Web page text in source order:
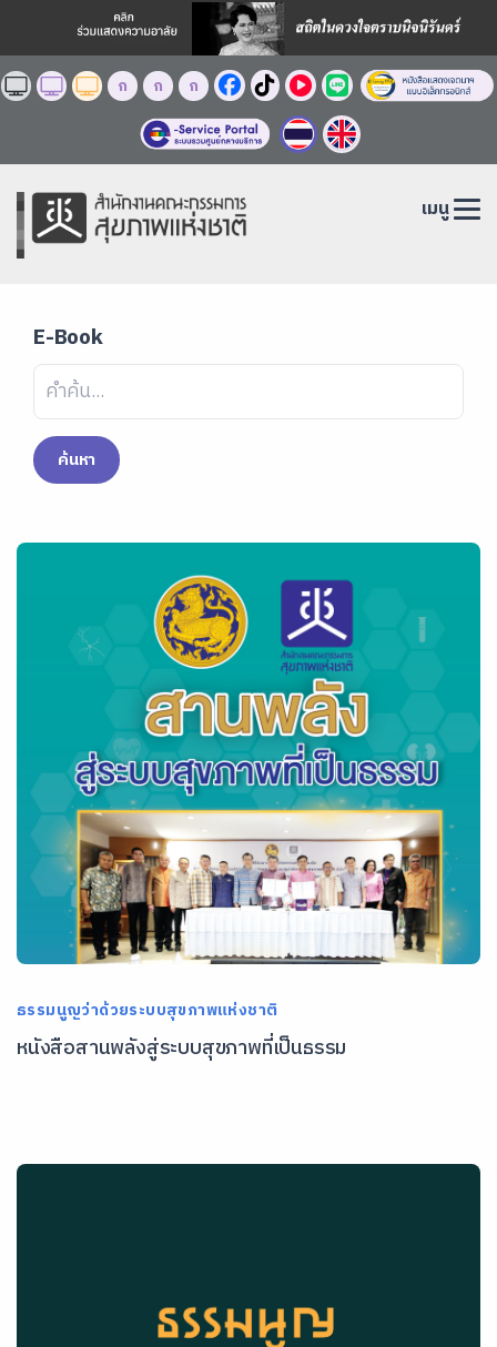
ก ก ก
เมนู
E-Book
ค้นหา
ธรรมนูญว่าด้วยระบบสุขภาพแห่งชาติ
หนังสือสานพลังสู่ระบบสุขภาพที่เป็นธรรม